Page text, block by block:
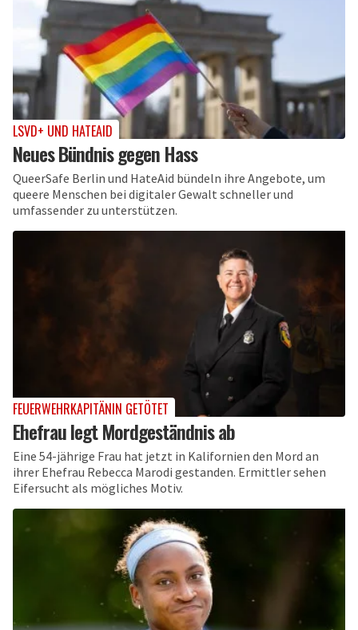
LSVD+ UND HATEAID
Neues Bündnis gegen Hass
QueerSafe Berlin und HateAid bündeln ihre Angebote, um
queere Menschen bei digitaler Gewalt schneller und
umfassender zu unterstützen.
FEUERWEHRKAPITÄNIN GETÖTET
Ehefrau legt Mordgeständnis ab
Eine 54-jährige Frau hat jetzt in Kalifornien den Mord an
ihrer Ehefrau Rebecca Marodi gestanden. Ermittler sehen
Eifersucht als mögliches Motiv.